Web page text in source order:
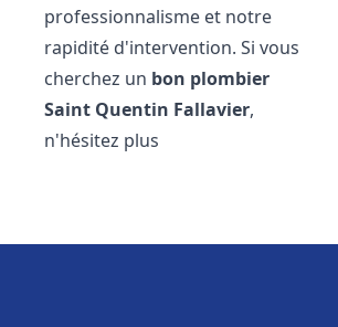
professionnalisme et notre
rapidité d'intervention. Si vous
cherchez un bon plombier
Saint Quentin Fallavier,
n'hésitez plus